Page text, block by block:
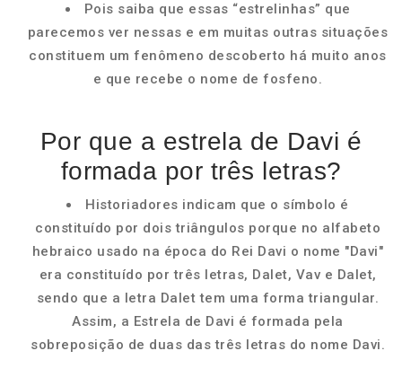
Pois saiba que essas “estrelinhas” que
parecemos ver nessas e em muitas outras situações
constituem um fenômeno descoberto há muito anos
e que recebe o nome de fosfeno.
Por que a estrela de Davi é
formada por três letras?
Historiadores indicam que o símbolo é
constituído por dois triângulos porque no alfabeto
hebraico usado na época do Rei Davi o nome "Davi"
era constituído por três letras, Dalet, Vav e Dalet,
sendo que a letra Dalet tem uma forma triangular.
Assim, a Estrela de Davi é formada pela
sobreposição de duas das três letras do nome Davi.